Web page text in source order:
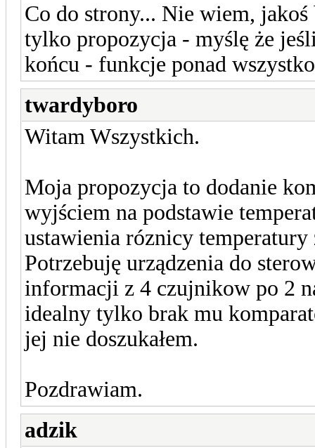
Co do strony... Nie wiem,
tylko propozycja - myślę że
końcu - funkcje ponad
twardyboro
Witam Wszystkich.
Moja propozycja to dodanie
wyjściem na podstawie
ustawienia róznicy temperatury
Potrzebuję urządzenia do
informacji z 4 czujnikow po 2
idealny tylko brak mu
jej nie doszukałem.
Pozdrawiam.
adzik